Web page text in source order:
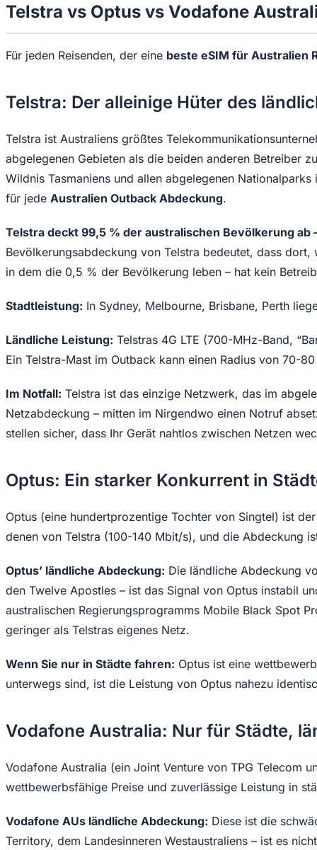
Telstra vs Optus vs Vodafone
Für jeden Reisenden, der eine beste eSIM für Australien
Telstra: Der alleinige Hüter des
Telstra ist Australiens größtes
abgelegenen Gebieten als die beiden anderen Betreiber
Wildnis Tasmaniens und allen abgelegenen
für jede Australien Outback Abdeckung.
Telstra deckt 99,5 % der australischen Bevölkerung
Bevölkerungsabdeckung von Telstra bedeutet, dass
in dem die 0,5 % der Bevölkerung leben – hat kein
Stadtleistung: In Sydney, Melbourne, Brisbane, Perth
Ländliche Leistung: Telstras 4G LTE (700-MHz-Band,
Ein Telstra-Mast im Outback kann einen Radius von 70-
Im Notfall: Telstra ist das einzige Netzwerk, das im
Netzabdeckung – mitten im Nirgendwo einen Notruf
stellen sicher, dass Ihr Gerät nahtlos zwischen Netzen
Optus: Ein starker Konkurrent in
Optus (eine hundertprozentige Tochter von Singtel) ist
denen von Telstra (100-140 Mbit/s), und die Abdeckung
Optus’ ländliche Abdeckung: Die ländliche Abdeckung
den Twelve Apostles – ist das Signal von Optus instabil
australischen Regierungsprogramms Mobile Black Spot
geringer als Telstras eigenes Netz.
Wenn Sie nur in Städte fahren: Optus ist eine
unterwegs sind, ist die Leistung von Optus nahezu
Vodafone Australia: Nur für Städte,
Vodafone Australia (ein Joint Venture von TPG Telecom
wettbewerbsfähige Preise und zuverlässige Leistung in
Vodafone AUs ländliche Abdeckung: Diese ist die
Territory, dem Landesinneren Westaustraliens – ist es